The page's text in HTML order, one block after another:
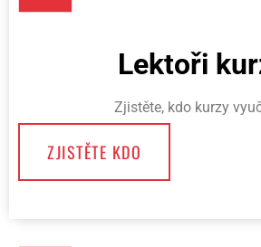
Lektoři
Zjistěte, kdo kurzy
ZJISTĚTE KDO